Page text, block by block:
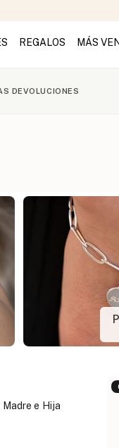
REGALOS MÁS
DEVOLUCIONES
e Hija